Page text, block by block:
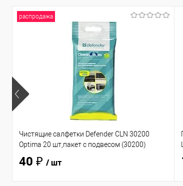
распродажа
Чистящие салфетки Defender CLN 30200
Optima 20 шт,пакет с подвесом (30200)
40 ₽ / шт